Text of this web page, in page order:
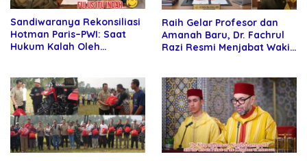
Sandiwaranya Rekonsiliasi
Hotman Paris–PWI: Saat
Hukum Kalah Oleh
Raih Gelar Profesor dan
Amanah Baru, Dr. Fachrul
Razi Resmi Menjabat Wakil